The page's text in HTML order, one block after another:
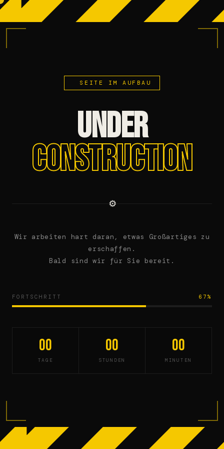
SEITE IM AUFBAU
UNDER
CONSTRUCTION
⚙
Wir arbeiten hart daran, etwas Großartiges zu
erschaffen.
Bald sind wir für Sie bereit.
FORTSCHRITT 67%
00
TAGE
00
STUNDEN
00
MINUTEN